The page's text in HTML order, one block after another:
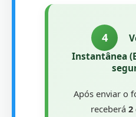
4
Instantânea
Após enviar o
receberá 2